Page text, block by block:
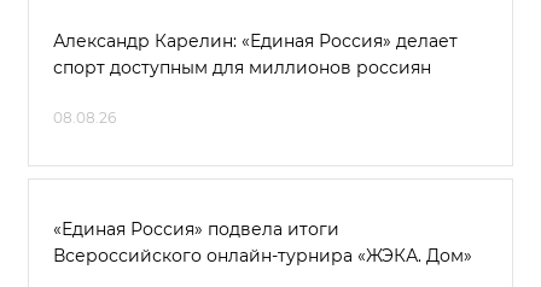
Александр Карелин: «Единая Россия» делает
спорт доступным для миллионов россиян
08.08.26
«Единая Россия» подвела итоги
Всероссийского онлайн-турнира «ЖЭКА. Дом»